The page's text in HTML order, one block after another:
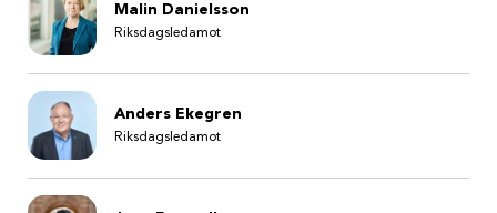
Malin Danielsson
Riksdagsledamot
Anders Ekegren
Riksdagsledamot